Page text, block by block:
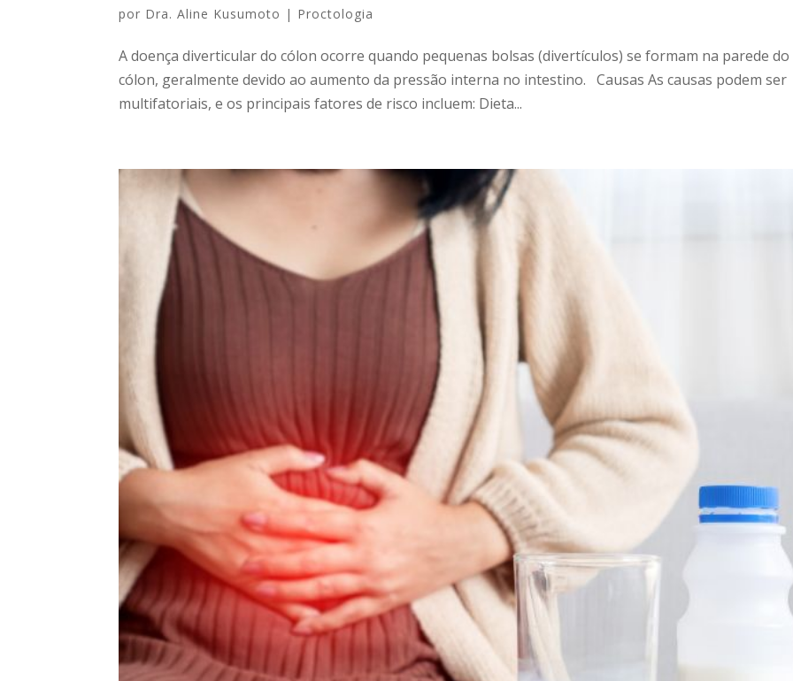
por Dra. Aline Kusumoto | Proctologia
A doença diverticular do cólon ocorre quando pequenas bolsas (divertículos) se formam na parede do
cólon, geralmente devido ao aumento da pressão interna no intestino. Causas As causas podem ser
multifatoriais, e os principais fatores de risco incluem: Dieta...